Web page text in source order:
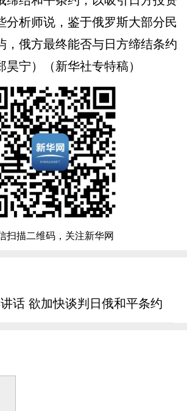
分析师说，鉴于俄罗斯大部分民
，俄方最终能否与日方缔结条约
宁）（新华社专特稿）
扫描二维码，关注新华网
话 欲加快谈判日俄和平条约